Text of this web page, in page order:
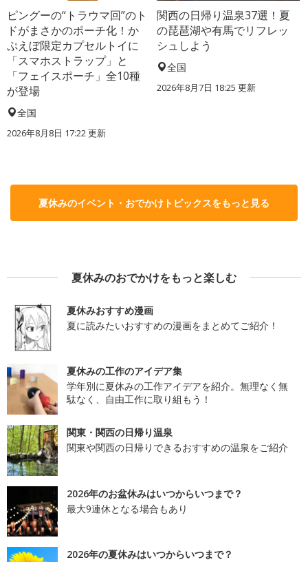
ピングーの“トラウマ回”のト
ドがまさかのポーチ化！か
ぷえぼ限定カプセルトイに
「スマホストラップ」と
「フェイスポーチ」全10種
が登場
全国
2026年8月8日 17:22更新
関西の日帰り温泉37選！夏
の琵琶湖や有馬でリフレッ
シュしよう
全国
2026年8月7日 18:25 更新
夏休みのイベント・おでかけトピックスをもっと見る
夏休みのおでかけをもっと楽しむ
夏休みおすすめ漫画
夏に読みたいおすすめの漫画をまとめてご紹介！
夏休みの工作のアイデア集
学年別に夏休みの工作アイデアを紹介。無理なく無
駄なく、自由工作に取り組もう！
関東・関西の日帰り温泉
関東や関西の日帰りできるおすすめの温泉をご紹介
2026年のお盆休みはいつからいつまで？
最大9連休となる場合もあり
2026年の夏休みはいつからいつまで？